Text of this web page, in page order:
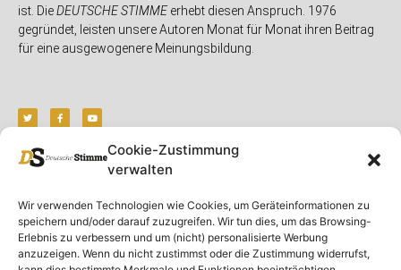
Cookie-Zustimmung
verwalten
Wir verwenden Technologien wie Cookies, um Geräteinformationen zu
speichern und/oder darauf zuzugreifen. Wir tun dies, um das Browsing-
Erlebnis zu verbessern und um (nicht) personalisierte Werbung
anzuzeigen. Wenn du nicht zustimmst oder die Zustimmung widerrufst,
ist. DieDEUTSCHE STIMMEerhebt diesen Anspruch. 1976
gegründet, leisten unsere Autoren Monat für Monat ihren Beitrag
für eine ausgewogenere Meinungsbildung.
Unser Magazin
Spenden
Ausgaben
DS-TV
Rubriken
Deutschland
Ausland
Gespräch
Rechtliche Hinweise
Impressum
Datenschutzerklärung